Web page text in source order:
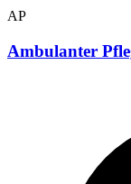
AP
Ambulanter